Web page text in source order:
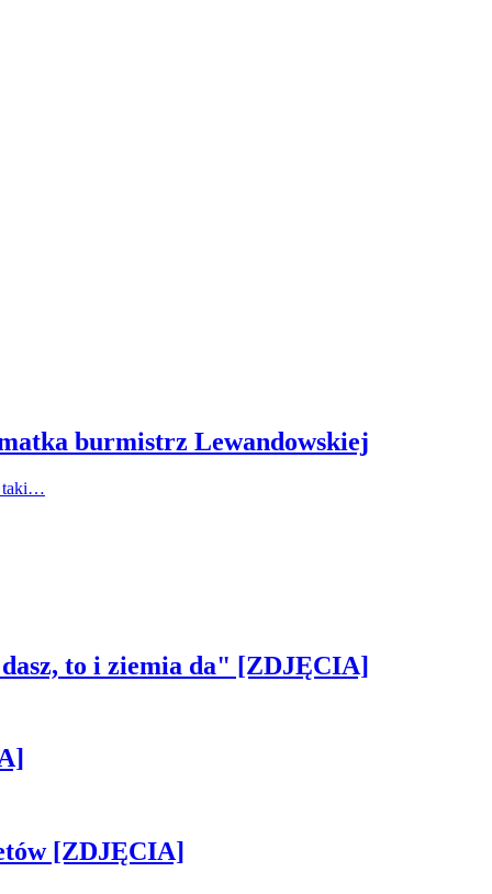
burmistrz Lewandowskiej
taki…
to i ziemia da" [ZDJĘCIA]
[ZDJĘCIA]